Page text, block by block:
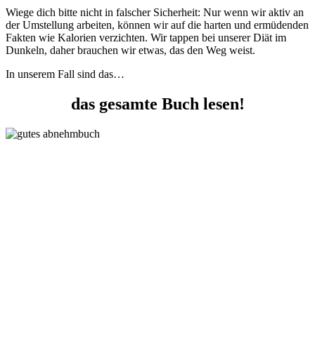
Wiege dich bitte nicht in falscher Sicherheit: Nur wenn wir aktiv an
der Umstellung arbeiten, können wir auf die harten und ermüdenden
Fakten wie Kalorien verzichten. Wir tappen bei unserer Diät im
Dunkeln, daher brauchen wir etwas, das den Weg weist.
In unserem Fall sind das…
das gesamte Buch lesen!